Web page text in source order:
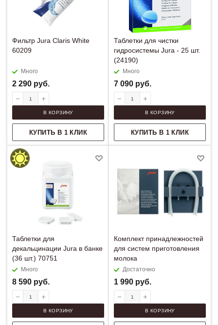
Фильтр Jura Claris White
60209
Много
2 290 руб.
В КОРЗИНУ
КУПИТЬ В 1 КЛИК
Таблетки для чистки
гидросистемы Jura - 25 шт.
(24190)
Много
7 090 руб.
В КОРЗИНУ
КУПИТЬ В 1 КЛИК
Таблетки для
декальцинации Jura в банке
(36 шт.) 70751
Много
8 590 руб.
В КОРЗИНУ
Комплект принадлежностей
для систем приготовления
молока
Достаточно
1 990 руб.
В КОРЗИНУ